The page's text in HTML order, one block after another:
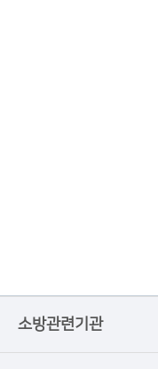
소방관련기관